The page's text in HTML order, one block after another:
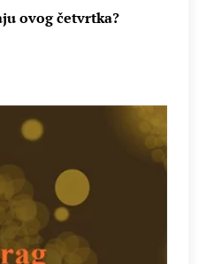
ovog četvrtka?